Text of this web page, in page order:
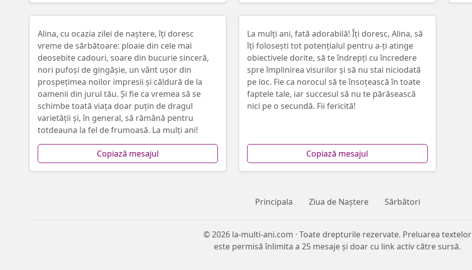
Alina, cu ocazia zilei de naştere, îţi doresc
vreme de sărbătoare: ploaie din cele mai
deosebite cadouri, soare din bucurie sinceră,
nori pufoși de gingăşie, un vânt ușor din
prospețimea noilor impresii și căldură de la
oamenii din jurul tău. Și fie ca vremea să se
schimbe toată viața doar puțin de dragul
varietății și, în general, să rămână pentru
totdeauna la fel de frumoasă. La mulţi ani!
Copiază mesajul
La mulți ani, fată adorabilă! Îți doresc, Alina, să
îți folosești tot potențialul pentru a-ţi atinge
obiectivele dorite, să te îndrepţi cu încredere
spre împlinirea visurilor și să nu stai niciodată
pe loc. Fie ca norocul să te însoțească în toate
faptele tale, iar succesul să nu te părăsească
nici pe o secundă. Fii fericită!
Copiază mesajul
Principala Ziua de Naștere Sărbători
© 2026 la-multi-ani.com · Toate drepturile rezervate. Preluarea textelor
este permisă înlimita a 25 mesaje și doar cu link activ către sursă.